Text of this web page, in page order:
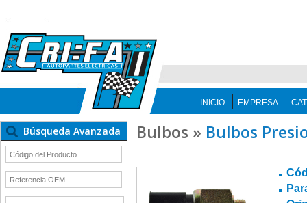
INICIO EMPRESA
Búsqueda Avanzada Bulbos » Bulbos